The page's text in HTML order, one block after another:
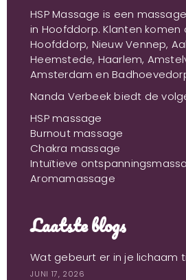
HSP Massage is een
in Hoofddorp. Klanten komen
Hoofddorp, Nieuw Vennep,
Heemstede, Haarlem,
Amsterdam en
Nanda Verbeek biedt de
HSP massage
Burnout massage
Chakra massage
Intuïtieve
Aromamassage
Laatste blogs
Wat gebeurt er in je lichaam
JUNI 17, 2026